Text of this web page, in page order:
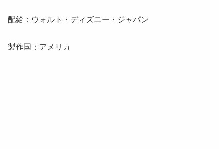
配給：ウォルト・ディズニー・ジャパン
製作国：アメリカ